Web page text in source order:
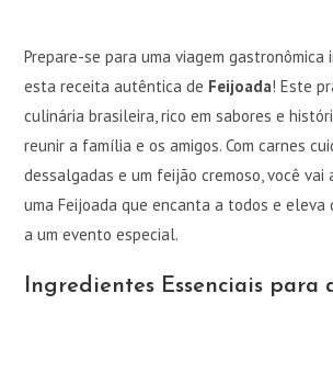
Prepare-se para uma viagem gastronômica
esta receita autêntica de Feijoada! Este
culinária brasileira, rico em sabores e
reunir a família e os amigos. Com carnes
dessalgadas e um feijão cremoso, você vai
uma Feijoada que encanta a todos e eleva
a um evento especial.
Ingredientes Essenciais para